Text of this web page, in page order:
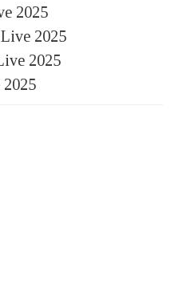
2025
2025
2025